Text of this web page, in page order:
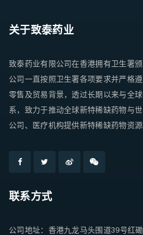
关于致泰药业
致泰药业有限公司在香港拥有卫生署
公司一直按照卫生署各项要求并严格
零售及贸易背景，透过长期以来与全
系，致力于推动全球新特稀缺药物与
公司、医疗机构提供新特稀缺药物资源
联系方式
公司地址：香港九龙马头围道39号红